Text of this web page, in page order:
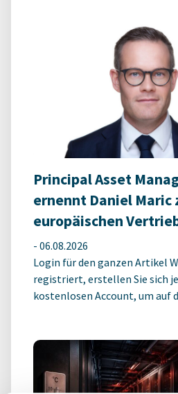
Principal Asset
ernennt Daniel Maric
europäischen
- 06.08.2026
Login für den ganzen Artikel
registriert, erstellen Sie sich
kostenlosen Account, um auf